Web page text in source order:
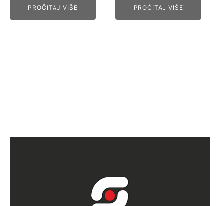
PROČITAJ VIŠE PROČITAJ VIŠE